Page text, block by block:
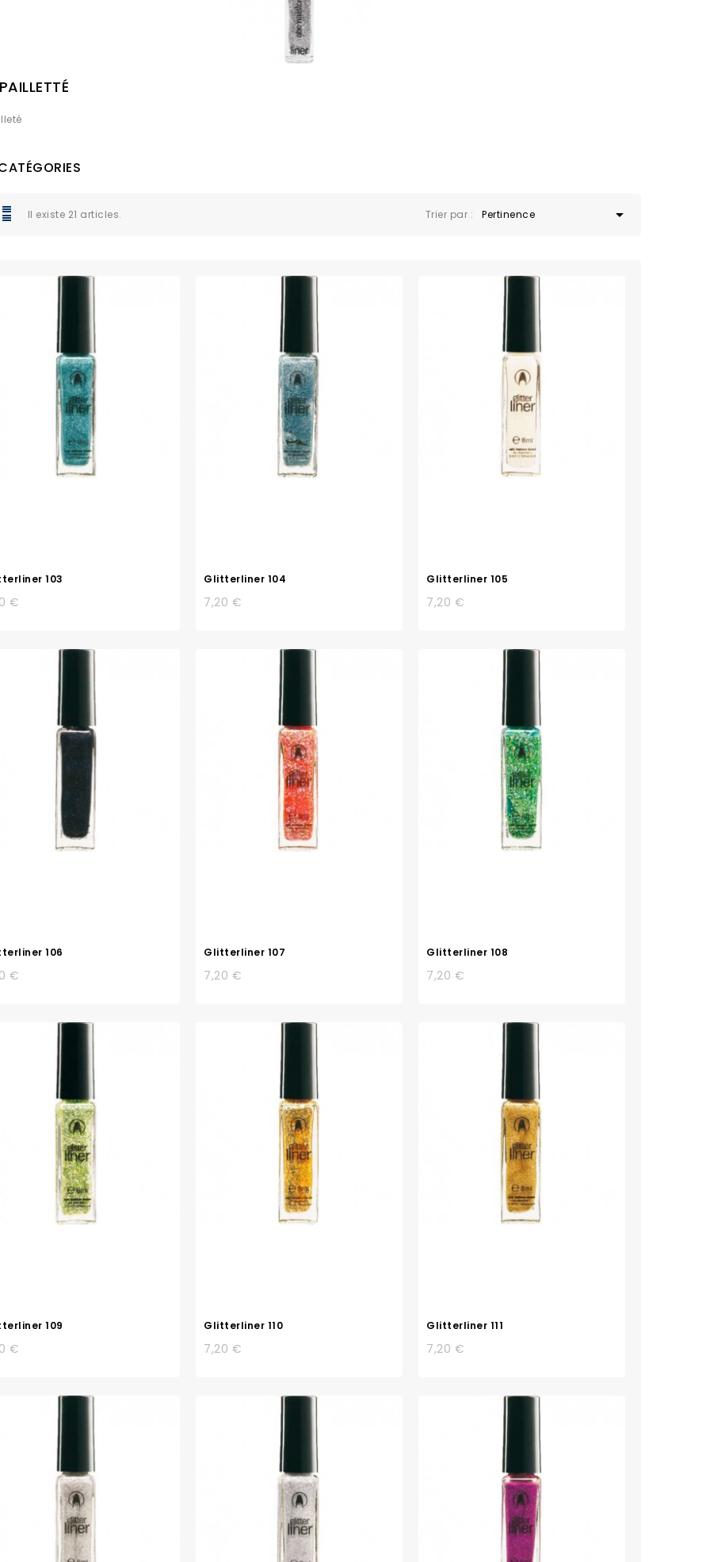
Il existe 21 articles. Trier par : Pertinence 
103
€
Glitterliner 104
7,20 €
Glitterliner 105
7,20 €
106
€
Glitterliner 107
7,20 €
Glitterliner 108
7,20 €
109
€
Glitterliner 110
7,20 €
Glitterliner 111
7,20 €